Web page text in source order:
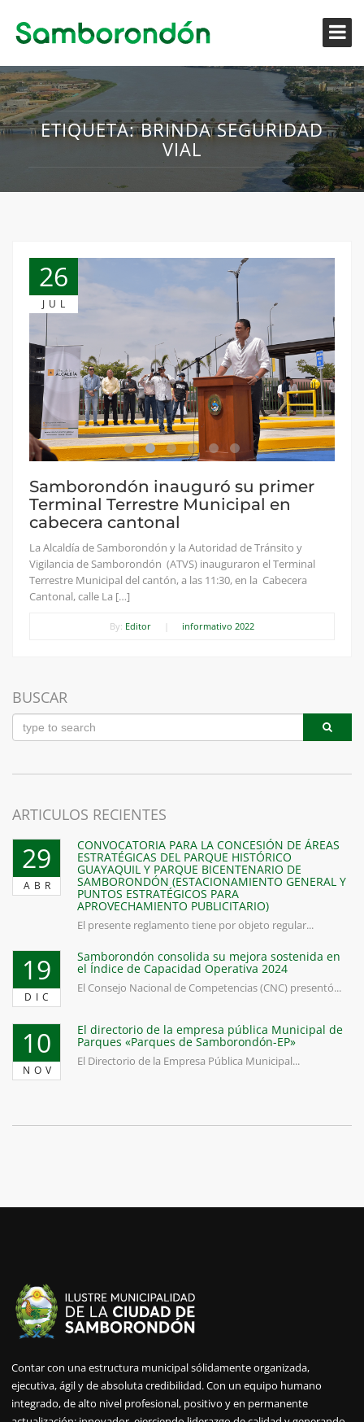
ETIQUETA:BRINDA SEGURIDAD
VIAL
26
JUL
Samborondón inauguró su primer
Terminal Terrestre Municipal en
cabecera cantonal
La Alcaldía de Samborondón y la Autoridad de Tránsito y
Vigilancia de Samborondón (ATVS) inauguraron el Terminal
Terrestre Municipal del cantón, a las 11:30, en la Cabecera
Cantonal, calle La […]
By: Editor informativo 2022
BUSCAR
ARTICULOS RECIENTES
29
ABR
CONVOCATORIA PARA LA CONCESIÓN DE ÁREAS
ESTRATÉGICAS DEL PARQUE HISTÓRICO
GUAYAQUIL Y PARQUE BICENTENARIO DE
SAMBORONDÓN (ESTACIONAMIENTO GENERAL Y
PUNTOS ESTRATÉGICOS PARA
APROVECHAMIENTO PUBLICITARIO)
El presente reglamento tiene por objeto regular...
19
DIC
Samborondón consolida su mejora sostenida en
el Índice de Capacidad Operativa 2024
El Consejo Nacional de Competencias (CNC) presentó...
10
NOV
El directorio de la empresa pública Municipal de
Parques «Parques de Samborondón-EP»
El Directorio de la Empresa Pública Municipal...
Contar con una estructura municipal sólidamente organizada,
ejecutiva, ágil y de absoluta credibilidad. Con un equipo humano
integrado, de alto nivel profesional, positivo y en permanente